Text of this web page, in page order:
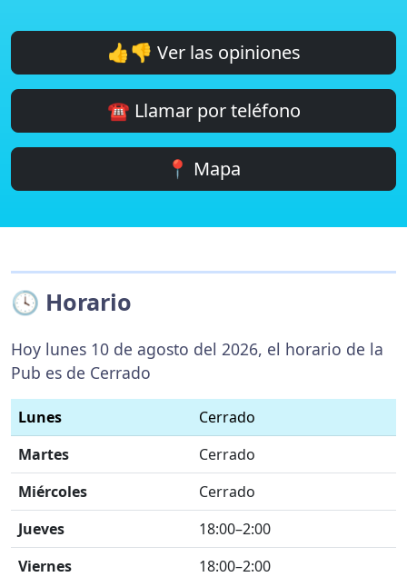
👍👎 Ver las opiniones
☎️ Llamar por teléfono
📍 Mapa
🕓 Horario
Hoy lunes 10 de agosto del 2026, el horario de la
Pub es de Cerrado
Lunes
Cerrado
Martes
Cerrado
Miércoles
Cerrado
Jueves
18:00–2:00
Viernes
18:00–2:00